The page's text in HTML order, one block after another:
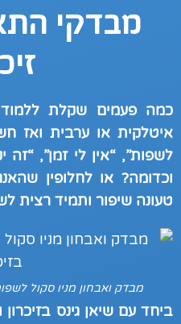
מבדקי
כמה פעמים שקלת
איטלקית או ערבית ואז
לשפות”, “אין לי זמן”,
וכדומה? או לחלופין
טעונה שיפור ותמיד רצית
מבדק ואבחון מניו סקול
ביחד עם שיאן גינס